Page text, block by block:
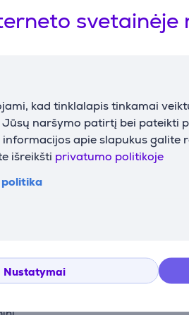
svetainėje
kad tinklalapis tinkamai
naršymo patirtį bei pateikti
apie slapukus galite
išreikšti privatumo politikoje
politika
Nustatymai
klasės namų kino patirtį,
spalvomis, todėl
vaizdą net ir šviesesnėse
paversdamas bet kurią